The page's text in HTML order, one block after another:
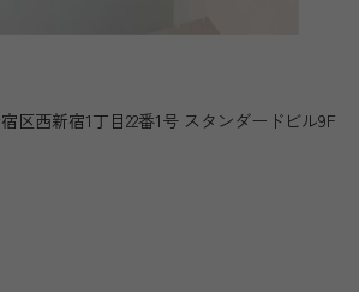
区西新宿1丁目22番1号 スタンダードビル9F